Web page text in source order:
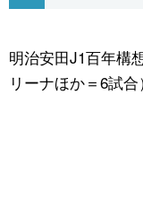
文化
動画/Live
スポーツ・東京2020
明治安田J1百年構
リーナほか＝6試